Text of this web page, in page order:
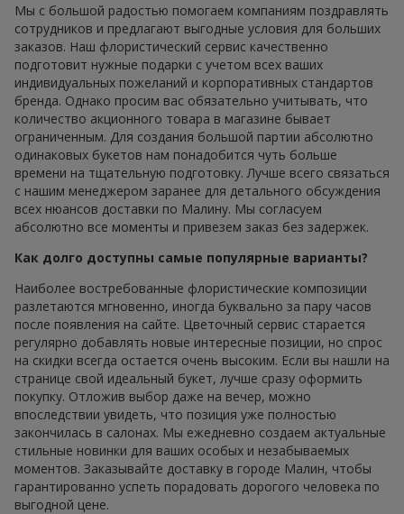
Мы с большой радостью помогаем компаниям поздравлять
сотрудников и предлагают выгодные условия для больших
заказов. Наш флористический сервис качественно
подготовит нужные подарки с учетом всех ваших
индивидуальных пожеланий и корпоративных стандартов
бренда. Однако просим вас обязательно учитывать, что
количество акционного товара в магазине бывает
ограниченным. Для создания большой партии абсолютно
одинаковых букетов нам понадобится чуть больше
времени на тщательную подготовку. Лучше всего связаться
с нашим менеджером заранее для детального обсуждения
всех нюансов доставки по Малину. Мы согласуем
абсолютно все моменты и привезем заказ без задержек.
Как долго доступны самые популярные варианты?
Наиболее востребованные флористические композиции
разлетаются мгновенно, иногда буквально за пару часов
после появления на сайте. Цветочный сервис старается
регулярно добавлять новые интересные позиции, но спрос
на скидки всегда остается очень высоким. Если вы нашли на
странице свой идеальный букет, лучше сразу оформить
покупку. Отложив выбор даже на вечер, можно
впоследствии увидеть, что позиция уже полностью
закончилась в салонах. Мы ежедневно создаем актуальные
стильные новинки для ваших особых и незабываемых
моментов. Заказывайте доставку в городе Малин, чтобы
гарантированно успеть порадовать дорогого человека по
выгодной цене.